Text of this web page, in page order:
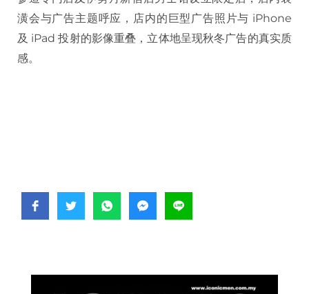
潢会与广告主题呼应，店内的巨型广告照片与 iPhone
及 iPad 投射的影像重叠，立体地呈现秋冬广告的真实质
感。